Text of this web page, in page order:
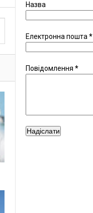
Назва
Електронна пошта*
Повідомлення*